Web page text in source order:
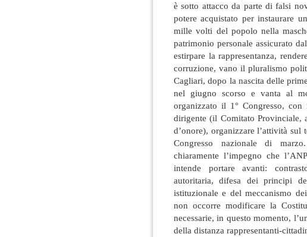
è sotto attacco da parte di falsi
potere acquistato per instaurare
mille volti del popolo nella
patrimonio personale assicurato
estirpare la rappresentanza,
corruzione, vano il pluralismo
Cagliari, dopo la nascita delle
nel giugno scorso e vanta al
organizzato il 1° Congresso,
dirigente (il Comitato Provinciale,
d’onore), organizzare l’attività
Congresso nazionale di
chiaramente l’impegno che
intende portare avanti:
autoritaria, difesa dei principi
istituzionale e del meccanismo
non occorre modificare la
necessarie, in questo momento,
della distanza rappresentanti-